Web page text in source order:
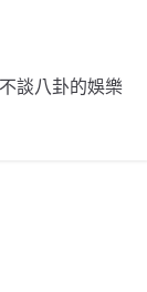
談八卦的娛樂